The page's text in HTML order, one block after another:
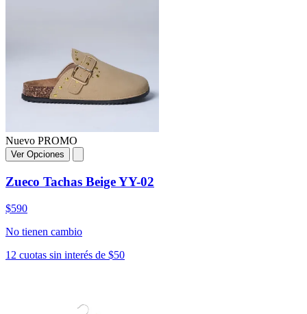
Nuevo PROMO
Ver Opciones
Zueco Tachas Beige YY-02
$590
No tienen cambio
12 cuotas sin interés de $50